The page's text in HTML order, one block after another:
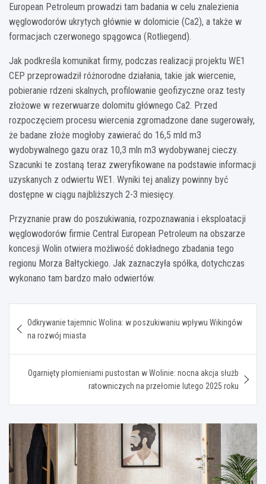
European Petroleum prowadzi tam badania w celu znalezienia
węglowodorów ukrytych głównie w dolomicie (Ca2), a także w
formacjach czerwonego spągowca (Rotliegend).
Jak podkreśla komunikat firmy, podczas realizacji projektu WE1
CEP przeprowadził różnorodne działania, takie jak wiercenie,
pobieranie rdzeni skalnych, profilowanie geofizyczne oraz testy
złożowe w rezerwuarze dolomitu głównego Ca2. Przed
rozpoczęciem procesu wiercenia zgromadzone dane sugerowały,
że badane złoże mogłoby zawierać do 16,5 mld m3
wydobywalnego gazu oraz 10,3 mln m3 wydobywanej cieczy.
Szacunki te zostaną teraz zweryfikowane na podstawie informacji
uzyskanych z odwiertu WE1. Wyniki tej analizy powinny być
dostępne w ciągu najbliższych 2-3 miesięcy.
Przyznanie praw do poszukiwania, rozpoznawania i eksploatacji
węglowodorów firmie Central European Petroleum na obszarze
koncesji Wolin otwiera możliwość dokładnego zbadania tego
regionu Morza Bałtyckiego. Jak zaznaczyła spółka, dotychczas
wykonano tam bardzo mało odwiertów.
wpisu
Odkrywanie tajemnic Wolina: w poszukiwaniu wpływu Wikingów
na rozwój miasta
Ogarnięty płomieniami pustostan w Wolinie: nocna akcja służb
ratowniczych na przełomie lutego 2025 roku